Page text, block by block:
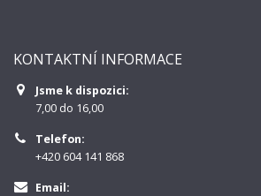
KONTAKTNÍ INFORMACE
Jsme k dispozici:
7,00 do 16,00
Telefon:
+420 604 141 868
Email: